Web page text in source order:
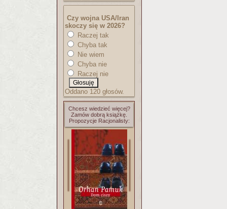
Czy wojna USA/Iran
skoczy się w 2026?
Raczej tak
Chyba tak
Nie wiem
Chyba nie
Raczej nie
Oddano 120 głosów.
Chcesz wiedzieć więcej?
Zamów dobrą książkę.
Propozycje Racjonalisty: